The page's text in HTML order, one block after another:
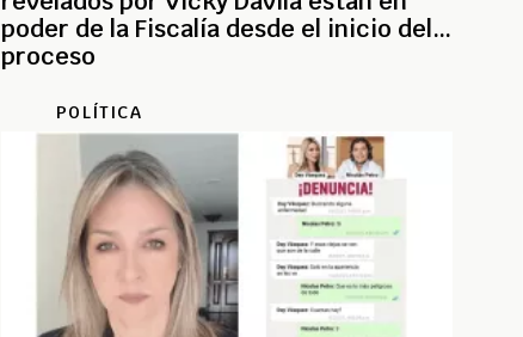
poder de la Fiscalía desde el inicio del
proceso
POLÍTICA